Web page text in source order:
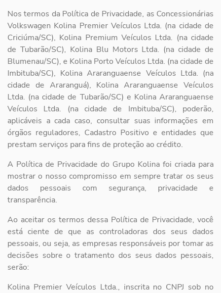
Nos termos da Política de Privacidade, as Concessionárias
Volkswagen Kolina Premier Veículos Ltda. (na cidade de
Criciúma/SC), Kolina Premium Veículos Ltda. (na cidade
de Tubarão/SC), Kolina Blu Motors Ltda. (na cidade de
Blumenau/SC), e Kolina Porto Veículos Ltda. (na cidade de
Imbituba/SC), Kolina Araranguaense Veículos Ltda. (na
cidade de Araranguá), Kolina Araranguaense Veículos
Ltda. (na cidade de Tubarão/SC) e Kolina Araranguaense
Veículos Ltda. (na cidade de Imbituba/SC), poderão,
aplicáveis a cada caso, consultar suas informações em
órgãos reguladores, Cadastro Positivo e entidades que
prestam serviços para fins de proteção ao crédito.
A Política de Privacidade do Grupo Kolina foi criada para
mostrar o nosso compromisso em sempre tratar os seus
dados pessoais com segurança, privacidade e
transparência.
Ao aceitar os termos dessa Política de Privacidade, você
está ciente de que as controladoras dos seus dados
pessoais, ou seja, as empresas responsáveis por tomar as
decisões sobre o tratamento dos seus dados pessoais,
serão:
Kolina Premier Veículos Ltda., inscrita no CNPJ sob no